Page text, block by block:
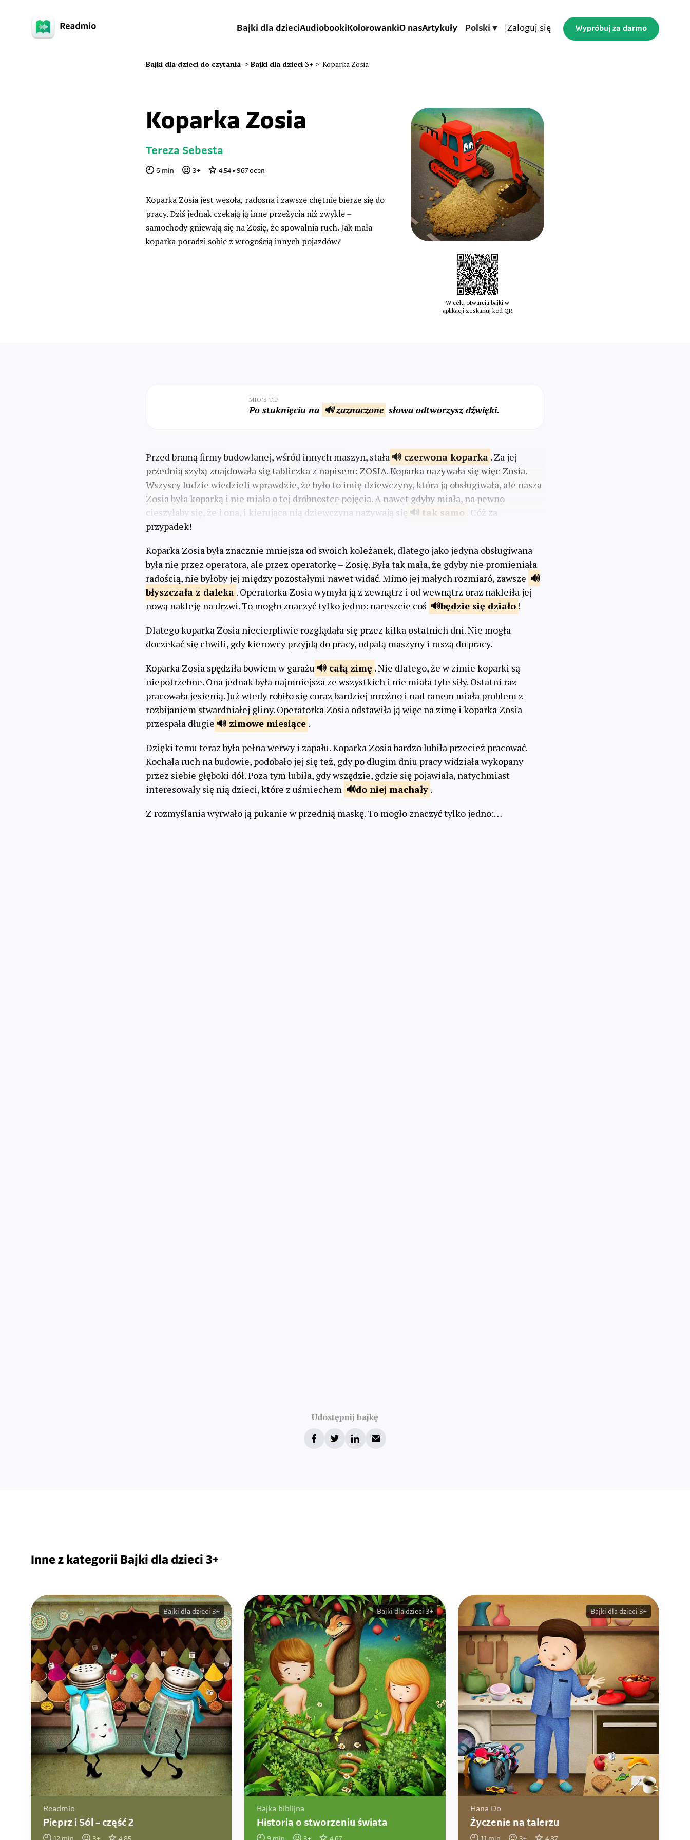
Bajki dla dzieciAudiobooki KolorowankiO nasArtykuły Polski ▾ Zaloguj się Wypróbuj za darmo
Bajki dla dzieci do czytania > Bajki dla dzieci 3+ > Koparka Zosia
Koparka Zosia
Tereza Sebesta
6 min 3+ 4.54• 967ocen
Koparka Zosia jest wesoła, radosna i zawsze chętnie bierze się do
pracy. Dziś jednak czekają ją inne przeżycia niż zwykle –
samochody gniewają się na Zosię, że spowalnia ruch. Jak mała
koparka poradzi sobie z wrogością innych pojazdów?
W celu otwarcia bajki w
aplikacji zeskanuj kod QR
MIO’S TIP
Po stuknięciu na 🔊 zaznaczone słowa odtworzysz dźwięki.
Przed bramą firmy budowlanej, wśród innych maszyn, stała czerwona koparka . Za jej
przednią szybą znajdowała się tabliczka z napisem: ZOSIA. Koparka nazywała się więc Zosia.
Wszyscy ludzie wiedzieli wprawdzie, że było to imię dziewczyny, która ją obsługiwała, ale nasza
Zosia była koparką i nie miała o tej drobnostce pojęcia. A nawet gdyby miała, na pewno
cieszyłaby się, że i ona, i kierująca nią dziewczyna nazywają się
tak samo . Cóż za
przypadek!
Koparka Zosia była znacznie mniejsza od swoich koleżanek, dlatego jako jedyna obsługiwana
była nie przez operatora, ale przez operatorkę – Zosię. Była tak mała, że gdyby nie promieniała
radością, nie byłoby jej między pozostałymi nawet widać. Mimo jej małych rozmiaró, zawsze
błyszczała z daleka . Operatorka Zosia wymyła ją z zewnątrz i od wewnątrz oraz nakleiła jej
nową nakleję na drzwi. To mogło znaczyć tylko jedno: nareszcie coś
będzie się działo !
Dlatego koparka Zosia niecierpliwie rozglądała się przez kilka ostatnich dni. Nie mogła
doczekać się chwili, gdy kierowcy przyjdą do pracy, odpalą maszyny i ruszą do pracy.
Koparka Zosia spędziła bowiem w garażu
całą zimę . Nie dlatego, że w zimie koparki są
niepotrzebne. Ona jednak była najmniejsza ze wszystkich i nie miała tyle siły. Ostatni raz
pracowała jesienią. Już wtedy robiło się coraz bardziej mroźno i nad ranem miała problem z
rozbijaniem stwardniałej gliny. Operatorka Zosia odstawiła ją więc na zimę i koparka Zosia
przespała długie
zimowe miesiące .
Dzięki temu teraz była pełna werwy i zapału. Koparka Zosia bardzo lubiła przecież pracować.
Kochała ruch na budowie, podobało jej się też, gdy po długim dniu pracy widziała wykopany
przez siebie głęboki dół. Poza tym lubiła, gdy wszędzie, gdzie się pojawiała, natychmiast
interesowały się nią dzieci, które z uśmiechem
do niej machały .
Z rozmyślania wyrwało ją pukanie w przednią maskę. To mogło znaczyć tylko jedno:…
Udostępnij bajkę
Inne z kategorii Bajki dla dzieci 3+
Bajki dla dzieci 3+
Readmio
Pieprz i Sól – część 2
Bajki dla dzieci 3+
Bajka biblijna
Historia o stworzeniu świata
Bajki dla dzieci 3+
Hana Do
Życzenie na talerzu